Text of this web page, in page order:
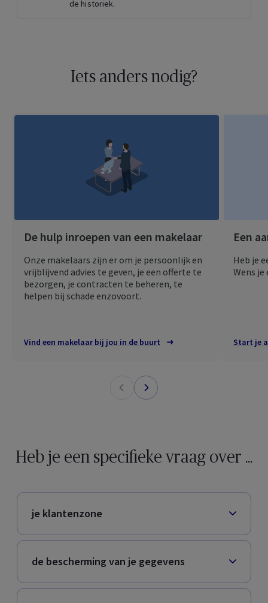
de historiek.
Iets anders nodig?
De hulp inroepen van een makelaar
Onze makelaars zijn er om je persoonlijk en
vrijblijvend advies te geven, je een offerte te
bezorgen, je contracten te beheren, te
helpen bij schade enzovoort.
Vind een makelaar bij jou in de buurt
Een
Heb je
Wens
Start je
Heb je een specifieke vraag over ...
je klantenzone
de bescherming van je gegevens